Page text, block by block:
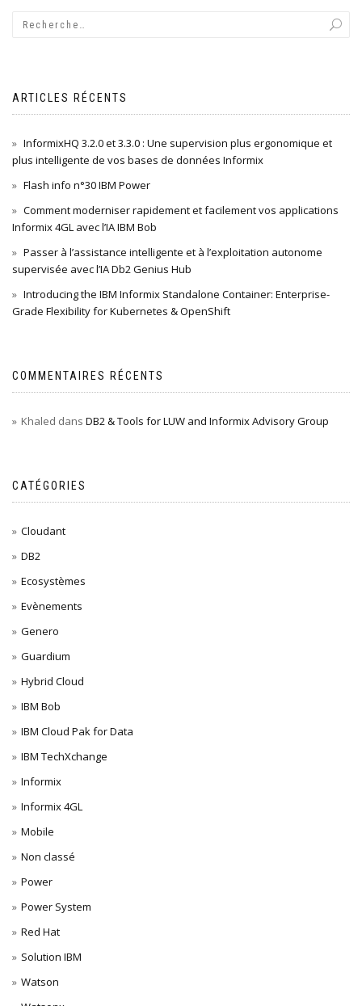
ARTICLES RÉCENTS
InformixHQ 3.2.0 et 3.3.0 : Une supervision plus ergonomique et
plus intelligente de vos bases de données Informix
Flash info n°30 IBM Power
Comment moderniser rapidement et facilement vos applications
Informix 4GL avec l’IA IBM Bob
Passer à l’assistance intelligente et à l’exploitation autonome
supervisée avec l’IA Db2 Genius Hub
Introducing the IBM Informix Standalone Container: Enterprise-
Grade Flexibility for Kubernetes & OpenShift
COMMENTAIRES RÉCENTS
Khaled dans DB2 & Tools for LUW and Informix Advisory Group
CATÉGORIES
Cloudant
DB2
Ecosystèmes
Evènements
Genero
Guardium
Hybrid Cloud
IBM Bob
IBM Cloud Pak for Data
IBM TechXchange
Informix
Informix 4GL
Mobile
Non classé
Power
Power System
Red Hat
Solution IBM
Watson